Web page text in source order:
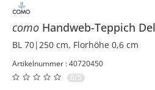
como Handweb-Teppich
BL 70|250 cm, Florhöhe 0,6 cm
Artikelnummer : 40720450
0/5